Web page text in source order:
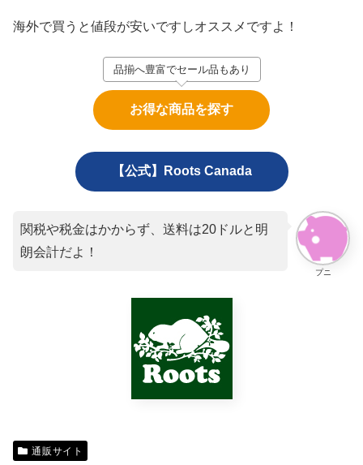
海外で買うと値段が安いですしオススメですよ！
品揃へ豊富でセール品もあり
お得な商品を探す
【公式】Roots Canada
プニ
関税や税金はかからず、送料は20ドルと明
朗会計だよ！
通販サイト